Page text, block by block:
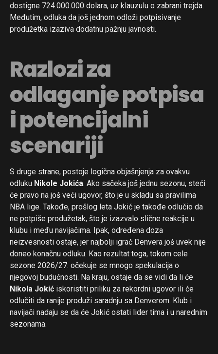
dostigne 724.000.000 dolara, uz klauzulu o zabrani trejda.
Međutim, odluka da još jednom odloži potpisivanje
produžetka izaziva dodatnu pažnju javnosti.
Razlozi za
odlaganje potpisa
i potencijalni
scenariji
S druge strane, postoje logična objašnjenja za ovakvu
odluku Nikole Jokića. Ako sačeka još jednu sezonu, steći
će pravo na još veći ugovor, što je u skladu sa pravilima
NBA lige. Takođe, prošlog leta Jokić je takođe odlučio da
ne potpiše produžetak, što je izazvalo slične reakcije u
klubu i među navijačima. Ipak, određena doza
neizvesnosti ostaje, jer najbolji igrač Denvera još uvek nije
doneo konačnu odluku. Kao rezultat toga, tokom cele
sezone 2026/27. očekuje se mnogo spekulacija o
njegovoj budućnosti. Na kraju, ostaje da se vidi da li će
Nikola Jokić iskoristiti priliku za rekordni ugovor ili će
odlučiti da ranije produži saradnju sa Denverom. Klub i
navijači nadaju se da će Jokić ostati lider tima i u narednim
sezonama.